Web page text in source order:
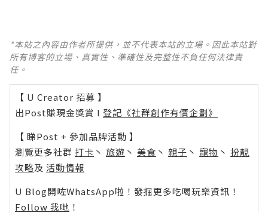
*本站之內容由作者所提供，並不代表本站的立場。因此本站對
所有博客的立場、真實性、準確性及完整性不負任何法律責
任。
【 U Creator 招募 】
出Post賺現金獎賞 l 登記《社群創作有價企劃》
【 睇Post + 參加品牌活動 】
瀏覽更多社群 打卡 丶 旅遊 丶 美食 丶 親子 丶 寵物 丶 扮靚
攻略及 活動情報
U Blog開咗WhatsApp啦！發掘更多吃喝玩樂資訊！
Follow 我哋 ！